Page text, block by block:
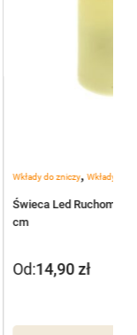
Wkłady do zniczy,Wkłady
Świeca Led Ruchomy
cm
Od:14,90zł